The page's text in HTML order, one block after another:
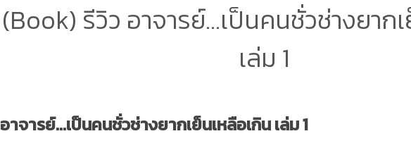
(Book) รีวิว อาจารย์…เป็นคนชั่วช่างยาก
เล่ม 1
อาจารย์…เป็นคนชั่วช่างยากเย็นเหลือเกิน เล่ม 1